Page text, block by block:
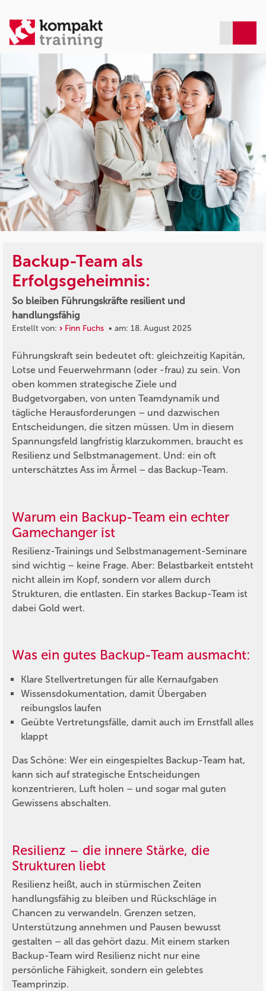
Backup-Team als
Erfolgsgeheimnis:
So bleiben Führungskräfte resilient und
handlungsfähig
Erstellt von: Finn Fuchs • am: 18. August 2025
Führungskraft sein bedeutet oft: gleichzeitig Kapitän,
Lotse und Feuerwehrmann (oder -frau) zu sein. Von
oben kommen strategische Ziele und
Budgetvorgaben, von unten Teamdynamik und
tägliche Herausforderungen – und dazwischen
Entscheidungen, die sitzen müssen. Um in diesem
Spannungsfeld langfristig klarzukommen, braucht es
Resilienz und Selbstmanagement. Und: ein oft
unterschätztes Ass im Ärmel – das Backup-Team.
Warum ein Backup-Team ein echter
Gamechanger ist
Resilienz-Trainings und Selbstmanagement-Seminare
sind wichtig – keine Frage. Aber: Belastbarkeit entsteht
nicht allein im Kopf, sondern vor allem durch
Strukturen, die entlasten. Ein starkes Backup-Team ist
dabei Gold wert.
Was ein gutes Backup-Team ausmacht:
Klare Stellvertretungen für alle Kernaufgaben
Wissensdokumentation, damit Übergaben
reibungslos laufen
Geübte Vertretungsfälle, damit auch im Ernstfall alles
klappt
Das Schöne: Wer ein eingespieltes Backup-Team hat,
kann sich auf strategische Entscheidungen
konzentrieren, Luft holen – und sogar mal guten
Gewissens abschalten.
Resilienz – die innere Stärke, die
Strukturen liebt
Resilienz heißt, auch in stürmischen Zeiten
handlungsfähig zu bleiben und Rückschläge in
Chancen zu verwandeln. Grenzen setzen,
Unterstützung annehmen und Pausen bewusst
gestalten – all das gehört dazu. Mit einem starken
Backup-Team wird Resilienz nicht nur eine
persönliche Fähigkeit, sondern ein gelebtes
Teamprinzip.